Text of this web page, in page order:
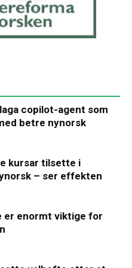
copilot-agent som
betre nynorsk
kursar tilsette i
– ser effekten
er enormt viktige for